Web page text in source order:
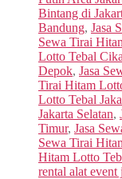
Bintang di
Bandung, Jasa
Sewa Tirai
Lotto Tebal
Depok, Jasa
Tirai Hitam
Lotto Tebal
Jakarta Selatan,
Timur, Jasa
Sewa Tirai
Hitam Lotto
rental alat event